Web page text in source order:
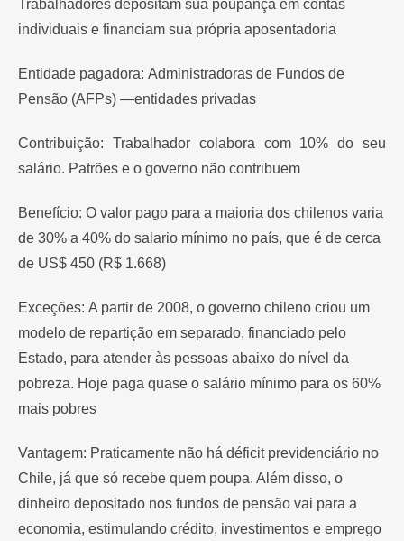
Trabalhadores depositam sua poupança em contas
individuais e financiam sua própria aposentadoria
Entidade pagadora: Administradoras de Fundos de
Pensão (AFPs) —entidades privadas
Contribuição: Trabalhador colabora com 10% do seu
salário. Patrões e o governo não contribuem
Benefício: O valor pago para a maioria dos chilenos varia
de 30% a 40% do salario mínimo no país, que é de cerca
de US$ 450 (R$ 1.668)
Exceções: A partir de 2008, o governo chileno criou um
modelo de repartição em separado, financiado pelo
Estado, para atender às pessoas abaixo do nível da
pobreza. Hoje paga quase o salário mínimo para os 60%
mais pobres
Vantagem: Praticamente não há déficit previdenciário no
Chile, já que só recebe quem poupa. Além disso, o
dinheiro depositado nos fundos de pensão vai para a
economia, estimulando crédito, investimentos e emprego